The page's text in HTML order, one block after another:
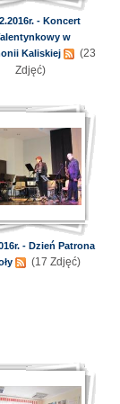
- Koncert
w
Kaliskiej
(23
Zdjęć)
- Dzień Patrona
(17 Zdjęć)